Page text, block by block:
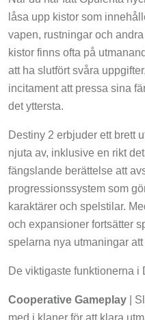
låsa upp kistor som
vapen, rustningar och
kistor finns ofta på
att ha slutfört svåra
incitament att pressa sina
det yttersta.
Destiny 2 erbjuder ett brett
njuta av, inklusive en rikt
fängslande berättelse att
progressionssystem som
karaktärer och spelstilar.
och expansioner fortsätter
spelarna nya utmaningar att
De viktigaste funktionerna i
Cooperative Gameplay |
med i klaner för att klara